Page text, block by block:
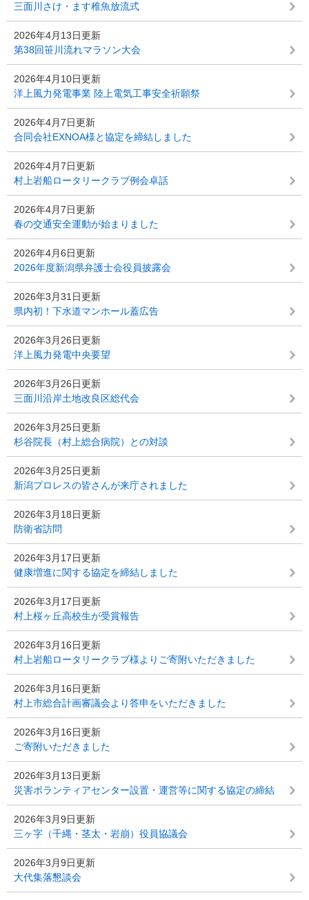
三面川さけ・ます稚魚放流式
2026年4月13日更新
第38回笹川流れマラソン大会
2026年4月10日更新
洋上風力発電事業 陸上電気工事安全祈願祭
2026年4月7日更新
合同会社EXNOA様と協定を締結しました
2026年4月7日更新
村上岩船ロータリークラブ例会卓話
2026年4月7日更新
春の交通安全運動が始まりました
2026年4月6日更新
2026年度新潟県弁護士会役員披露会
2026年3月31日更新
県内初！下水道マンホール蓋広告
2026年3月26日更新
洋上風力発電中央要望
2026年3月26日更新
三面川沿岸土地改良区総代会
2026年3月25日更新
杉谷院長（村上総合病院）との対談
2026年3月25日更新
新潟プロレスの皆さんが来庁されました
2026年3月18日更新
防衛省訪問
2026年3月17日更新
健康増進に関する協定を締結しました
2026年3月17日更新
村上桜ヶ丘高校生が受賞報告
2026年3月16日更新
村上岩船ロータリークラブ様よりご寄附いただきました
2026年3月16日更新
村上市総合計画審議会より答申をいただきました
2026年3月16日更新
ご寄附いただきました
2026年3月13日更新
災害ボランティアセンター設置・運営等に関する協定の締結
2026年3月9日更新
三ヶ字（千縄・茎太・岩崩）役員協議会
2026年3月9日更新
大代集落懇談会